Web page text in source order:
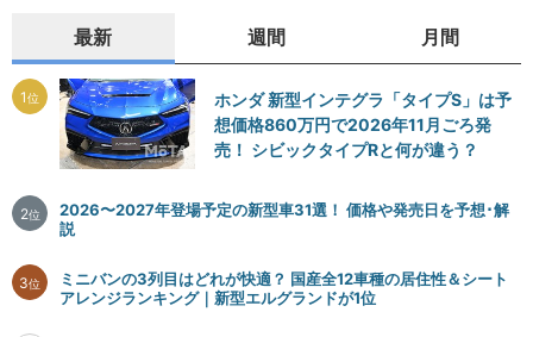
最新 週間 月間
1位
ホンダ 新型インテグラ「タイプS」は予
想価格860万円で2026年11月ごろ発
売！ シビックタイプRと何が違う？
2位
2026〜2027年登場予定の新型車31選！ 価格や発売日を予想･解
説
3位
ミニバンの3列目はどれが快適？ 国産全12車種の居住性＆シート
アレンジランキング｜新型エルグランドが1位